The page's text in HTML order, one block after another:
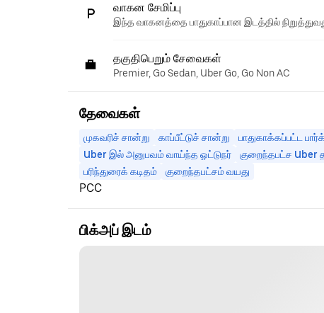
வாகன சேமிப்பு
இந்த வாகனத்தை பாதுகாப்பான இடத்தில்
தகுதிபெறும் சேவைகள்
Premier, Go Sedan, Uber Go, Go Non AC
தேவைகள்
முகவரிச் சான்று காப்பீட்டுச் சான்று
பாதுகாக்கப்பட்ட
Uber இல் அனுபவம் வாய்ந்த ஓட்டுநர்
குறைந்தபட்ச Uber
பரிந்துரைக் கடிதம்
குறைந்தபட்சம் வயது
PCC
பிக்அப் இடம்